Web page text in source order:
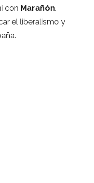
con Mara­ñón.
el libe­ra­lismo y